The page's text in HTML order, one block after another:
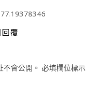
覆
會公開。 必填欄位標示